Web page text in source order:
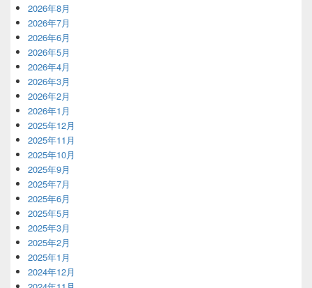
2026年8月
2026年7月
2026年6月
2026年5月
2026年4月
2026年3月
2026年2月
2026年1月
2025年12月
2025年11月
2025年10月
2025年9月
2025年7月
2025年6月
2025年5月
2025年3月
2025年2月
2025年1月
2024年12月